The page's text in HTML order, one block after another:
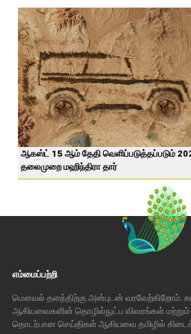
ஆகஸ்ட் 15 ஆம் தேதி வெளிப்படுத்தப்படும்
தலைமுறை மஹிந்திரா தார்
எம்மைப்பற்றி
மௌவல் தளத்திற்கு அன்புடன் வரவேற்கிறோம்.
ஆகியவைகளின் தொழில்நுட்ப விவரங்கள்
தொடர்பான செய்திகள் ஆகியவை தமிழில்